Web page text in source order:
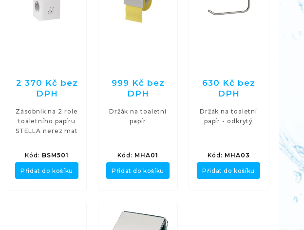
2 370 Kč bez
DPH
Zásobník na 2 role
toaletního papíru
STELLA nerez mat
Kód: BSM501
Přidat do košíku
999 Kč bez
DPH
Držák na toaletní
papír
Kód: MHA01
Přidat do košíku
630 Kč bez
DPH
Držák na toaletní
papír - odkrytý
Kód: MHA03
Přidat do košíku